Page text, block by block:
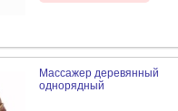
Массажер деревянный
однорядный